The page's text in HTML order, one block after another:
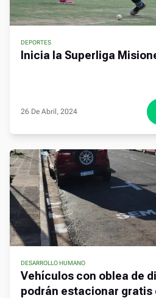
DEPORTES
Inicia la Superliga
26 De Abril, 2024
DESARROLLO HUMANO
Vehículos con oblea de
podrán estacionar gratis